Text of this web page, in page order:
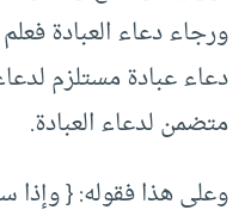
ورجاء دعاء العبادة
دعاء عبادة مستلزم
متضمن لدعاء العبادة.
وعلى هذا فقوله: {